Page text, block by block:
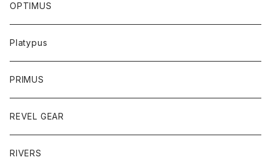
OPTIMUS
Platypus
PRIMUS
REVEL GEAR
RIVERS